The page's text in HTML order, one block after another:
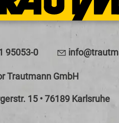
95053-0 nf tr tm
Trautmann GmbH
15 • 76189 Karlsruhe